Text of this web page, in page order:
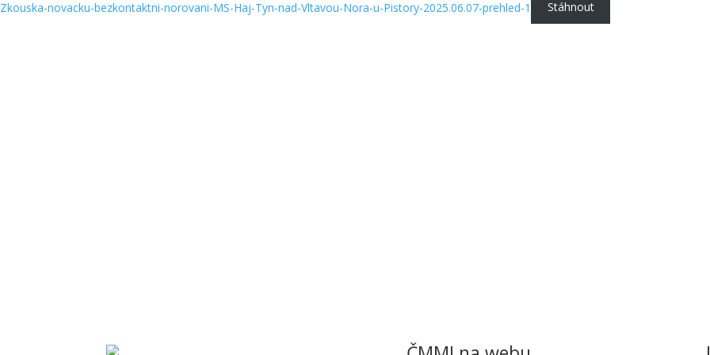
Zkouska-novacku-bezkontaktni-norovani-MS-Haj-Tyn-nad-Vltavou-Nora-u-Pistory-2025.06.07-prehled-1 Stáhnout